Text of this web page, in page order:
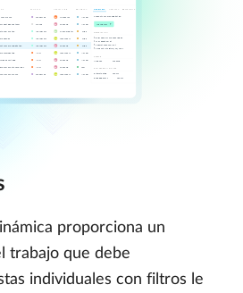
proporciona un
trabajo que debe
individuales con filtros le